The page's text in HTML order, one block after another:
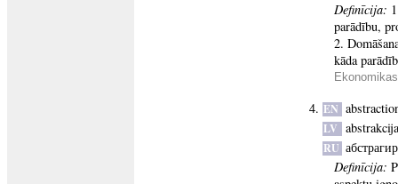
Definīcija:
parādību,
2.
kāda
EN
LV abstrakcija
RU
Definīcija: